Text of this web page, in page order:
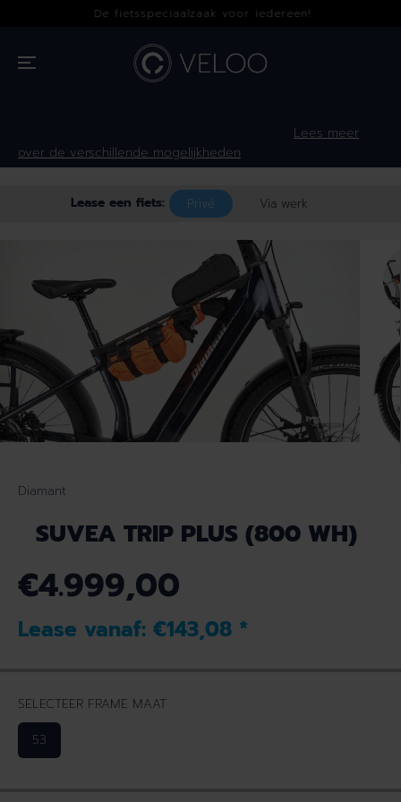
OVERSLAANDe fietsspeciaalzaak voor iedereen!
Lees meer
over de verschillende mogelijkheden
Lease een fiets: Privé Via werk
Diamant
SUVEA TRIP PLUS (800 WH)
N
R
E
P
R
€4.999,00
Lease vanaf: €143,08 *
SELECTEER FRAME MAAT
53